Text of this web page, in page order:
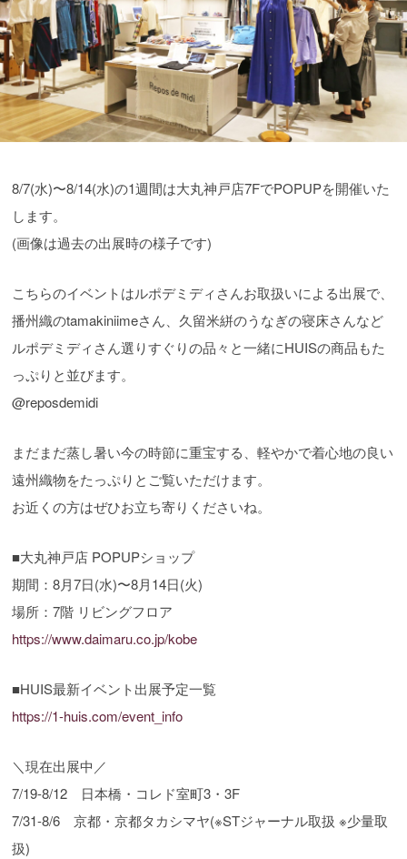
8/7(水)〜8/14(水)の1週間は大丸神戸店7FでPOPUPを開催いた
します。
(画像は過去の出展時の様子です)
こちらのイベントはルポデミディさんお取扱いによる出展で、
播州織のtamakiniimeさん、久留米絣のうなぎの寝床さんなど
ルポデミディさん選りすぐりの品々と一緒にHUISの商品もた
っぷりと並びます。
@reposdemidi
まだまだ蒸し暑い今の時節に重宝する、軽やかで着心地の良い
遠州織物をたっぷりとご覧いただけます。
お近くの方はぜひお立ち寄りくださいね。
■大丸神戸店 POPUPショップ
期間：8月7日(水)〜8月14日(火)
場所：7階 リビングフロア
https://www.daimaru.co.jp/kobe
■HUIS最新イベント出展予定一覧
https://1-huis.com/event_info
＼現在出展中／
7/19-8/12 日本橋・コレド室町3・3F
7/31-8/6 京都・京都タカシマヤ(※STジャーナル取扱 ※少量取
扱)